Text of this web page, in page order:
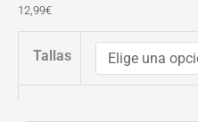
12,99€
Tallas